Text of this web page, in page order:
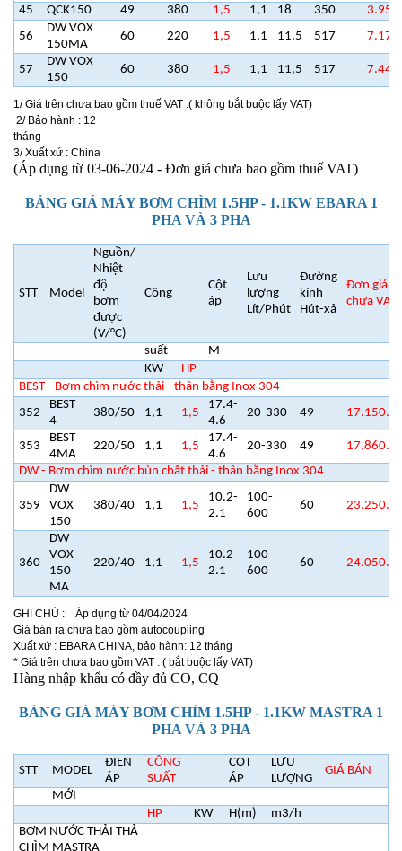
45
QCK150 49 380 1,5 1,1 18 350
56
DW VOX
150MA
60 220 1,5 1,1 11,5 517
57
DW VOX
150
60 380 1,5 1,1 11,5 517
1/ Giá trên chưa bao gồm thuế VAT .( không bắt buộc lấy VAT)
2/ Bảo hành : 12
tháng
3/ Xuất xứ : China
(Áp dụng từ 03-06-2024 - Đơn giá chưa bao gồm thuế VAT)
BẢNG GIÁ MÁY BƠM CHÌM 1.5HP - 1.1KW EBARA 1
PHA VÀ 3 PHA
STT Model
Nguồn/
Nhiệt
độ
bơm
được
(V/°C)
Công
Cột
áp
Lưu
lượng
Lít/Phút
Đường
kính
Hút-xả
Đơn giá cũ
chưa VAT
suất
M
KW
HP
BEST - Bơm chìm nước thải - thân bằng Inox 304
352
BEST
4
380/50 1,1 1,5
17.4-
4.6
20-330 49
353
BEST
4MA
220/50 1,1 1,5
17.4-
4.6
20-330 49
DW - Bơm chìm nước bùn chất thải - thân bằng Inox 304
359
DW
VOX
150
380/40 1,1 1,5
10.2-
2.1
100-
600
60
360
DW
VOX
150
MA
220/40 1,1 1,5
10.2-
2.1
100-
600
60
GHI CHÚ : Áp dụng từ 04/04/2024
Giá bán ra chưa bao gồm autocoupling
Xuất xứ : EBARA CHINA, bảo hành: 12 tháng
* Giá trên chưa bao gồm VAT . ( bắt buộc lấy VAT)
Hàng nhập khẩu có đầy đủ CO, CQ
BẢNG GIÁ MÁY BƠM CHÌM 1.5HP - 1.1KW MASTRA 1
PHA VÀ 3 PHA
STT MODEL
ĐIỆN
ÁP
CÔNG
SUẤT
CỘT
ÁP
LƯU
LƯỢNG
GIÁ BÁN
MỚI
HP
KW H(m)
m3/h
BƠM NƯỚC THẢI THẢ
CHÌM MASTRA